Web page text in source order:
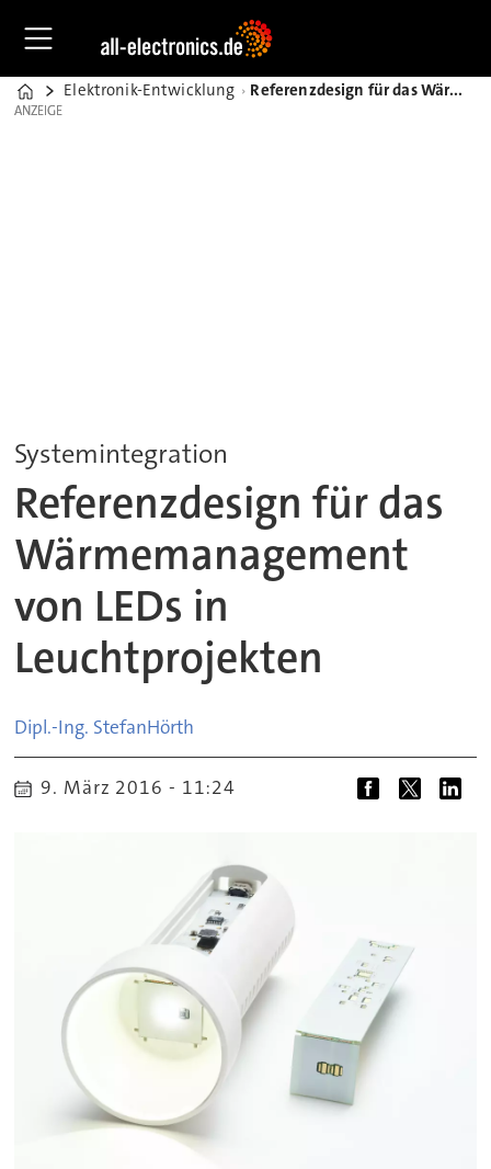
Home
Elektronik-Entwicklung Referenzdesign für das Wärmemanagement von LEDs in Leuchtprojekten
ANZEIGE
ANZEIGE
Systemintegration
Referenzdesign für das
Wärmemanagement
von LEDs in
Leuchtprojekten
Dipl.-Ing. StefanHörth
9. März 2016 - 11:24